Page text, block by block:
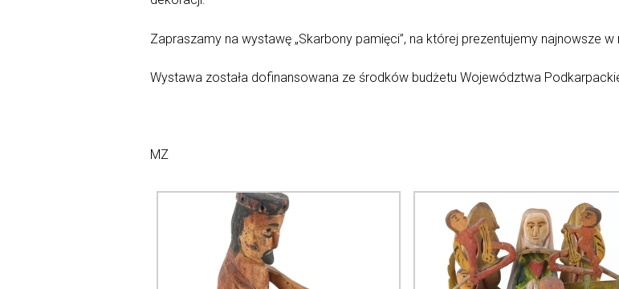
Zapraszamy na wystawę „Skarbony pamięci”, na której prezentujemy najnowsze
Wystawa została dofinansowana ze środków budżetu Województwa
MZ